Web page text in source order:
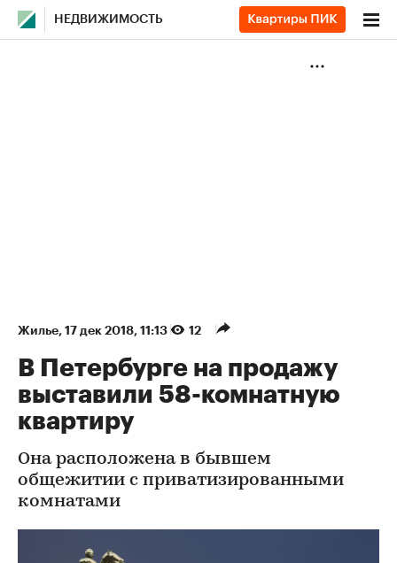
НЕДВИЖИМОСТЬ
Жилье⁠, 17 дек 2018, 11:13 12
В Петербурге на продажу
выставили 58-комнатную
квартиру
Она расположена в бывшем
общежитии с приватизированными
комнатами